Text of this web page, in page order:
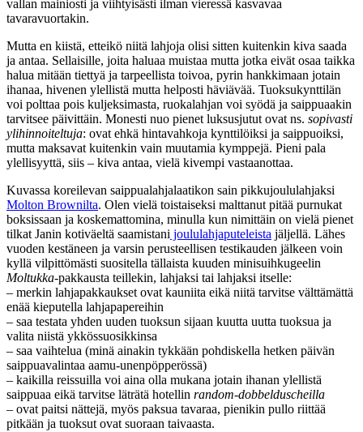
vallan mainiosti ja viihtyisästi ilman vieressä kasvavaa
tavaravuortakin.
Mutta en kiistä, etteikö niitä lahjoja olisi sitten kuitenkin kiva saada
ja antaa. Sellaisille, joita haluaa muistaa mutta jotka eivät osaa taikka
halua mitään tiettyä ja tarpeellista toivoa, pyrin hankkimaan jotain
ihanaa, hivenen ylellistä mutta helposti häviävää. Tuoksukynttilän
voi polttaa pois kuljeksimasta, ruokalahjan voi syödä ja saippuaakin
tarvitsee päivittäin. Monesti nuo pienet luksusjutut ovat ns. sopivasti
ylihinnoiteltuja: ovat ehkä hintavahkoja kynttilöiksi ja saippuoiksi,
mutta maksavat kuitenkin vain muutamia kymppejä. Pieni pala
ylellisyyttä, siis – kiva antaa, vielä kivempi vastaanottaa.
Kuvassa koreilevan saippualahjalaatikon sain pikkujoululahjaksi
Molton Brownilta. Olen vielä toistaiseksi malttanut pitää purnukat
boksissaan ja koskemattomina, minulla kun nimittäin on vielä pienet
tilkat Janin kotiväeltä saamistani joululahjaputeleista jäljellä. Lähes
vuoden kestäneen ja varsin perusteellisen testikauden jälkeen voin
kyllä vilpittömästi suositella tällaista kuuden minisuihkugeelin
Moltukka-pakkausta teillekin, lahjaksi tai lahjaksi itselle:
– merkin lahjapakkaukset ovat kauniita eikä niitä tarvitse välttämättä
enää kieputella lahjapapereihin
– saa testata yhden uuden tuoksun sijaan kuutta uutta tuoksua ja
valita niistä ykkössuosikkinsa
– saa vaihtelua (minä ainakin tykkään pohdiskella hetken päivän
saippuavalintaa aamu-unenpöpperössä)
– kaikilla reissuilla voi aina olla mukana jotain ihanan ylellistä
saippuaa eikä tarvitse läträtä hotellin random-dobbelduscheilla
– ovat paitsi nättejä, myös paksua tavaraa, pienikin pullo riittää
pitkään ja tuoksut ovat suoraan taivaasta.